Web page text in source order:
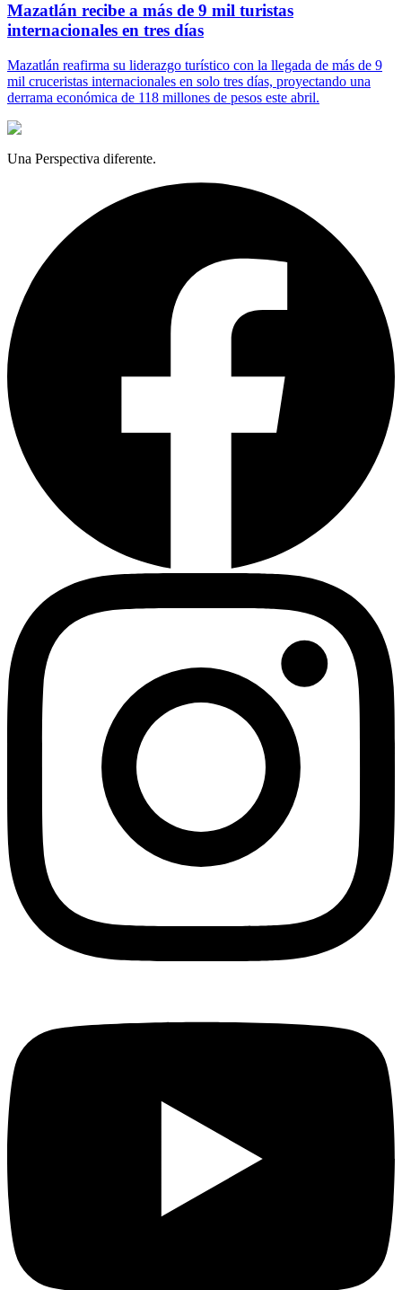
Mazatlán recibe a más de 9 mil turistas
internacionales en tres días
Mazatlán reafirma su liderazgo turístico con la llegada de más de 9
mil cruceristas internacionales en solo tres días, proyectando una
derrama económica de 118 millones de pesos este abril.
Una Perspectiva diferente.